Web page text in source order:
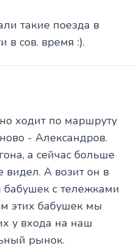
такие поезда в
в сов. время :).
ходит по маршруту
- Александров.
а сейчас больше
видел. А возит он в
бабушек с тележками
этих бабушек мы
у входа на наш
рынок.